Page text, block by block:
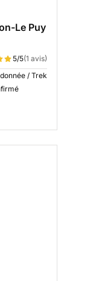
Le Puy
5/5(1 avis)
/ Trek